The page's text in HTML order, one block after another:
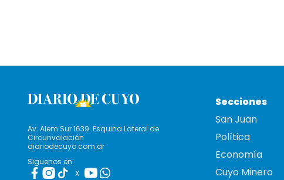
Av. Alem Sur 1639. Esquina Lateral de
Circunvalación
diariodecuyo.com.ar
Siguenos en:
X
Secciones
San Juan
Política
Economía
Cuyo Minero